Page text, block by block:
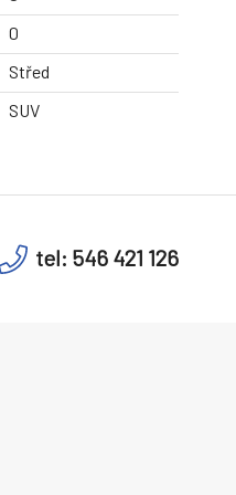
0
Střed
SUV
tel: 546 421 126